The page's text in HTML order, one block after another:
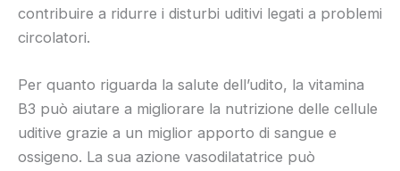
contribuire a ridurre i disturbi uditivi legati a problemi
circolatori.
Per quanto riguarda la salute dell’udito, la vitamina
B3 può aiutare a migliorare la nutrizione delle cellule
uditive grazie a un miglior apporto di sangue e
ossigeno. La sua azione vasodilatatrice può